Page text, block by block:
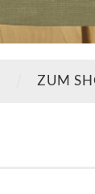
ZUM